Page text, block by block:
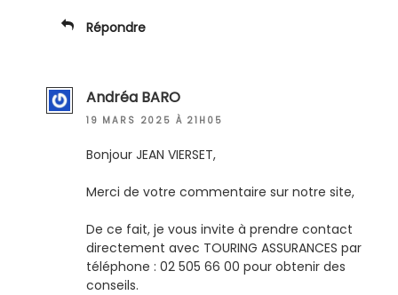
Répondre
Andréa BARO
19 MARS 2025 À 21H05
Bonjour JEAN VIERSET,
Merci de votre commentaire sur notre site,
De ce fait, je vous invite à prendre contact
directement avec TOURING ASSURANCES par
téléphone : 02 505 66 00 pour obtenir des
conseils.